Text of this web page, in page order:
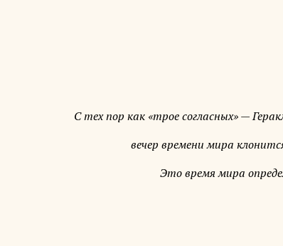
С тех пор как «трое согласных» —
вечер времени мира
Это время мира